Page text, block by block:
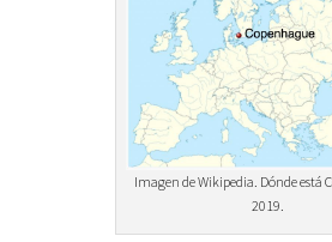
Imagen de Wikipedia. Dónde está
2019.